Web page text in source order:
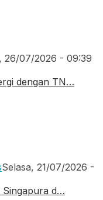
26/07/2026 - 09:39
dengan TN…
Selasa, 21/07/2026 -
Singapura d…